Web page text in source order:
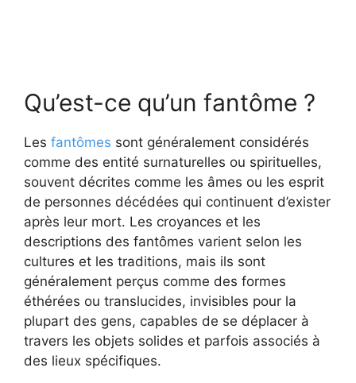
Qu’est-ce qu’un fantôme ?
Les fantômes sont généralement considérés
comme des entité surnaturelles ou spirituelles,
souvent décrites comme les âmes ou les esprit
de personnes décédées qui continuent d’exister
après leur mort. Les croyances et les
descriptions des fantômes varient selon les
cultures et les traditions, mais ils sont
généralement perçus comme des formes
éthérées ou translucides, invisibles pour la
plupart des gens, capables de se déplacer à
travers les objets solides et parfois associés à
des lieux spécifiques.